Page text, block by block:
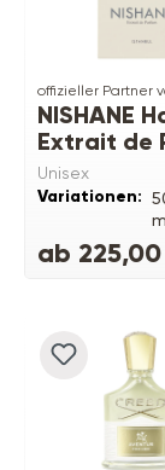
offizieller Partner
NISHANE
Extrait de
Unisex
Variationen:
ab